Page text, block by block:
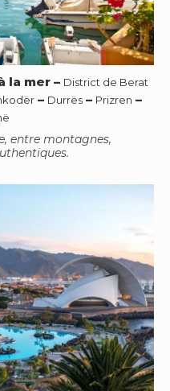
la mer – District de Berat
– Durrës – Prizren –
entre montagnes,